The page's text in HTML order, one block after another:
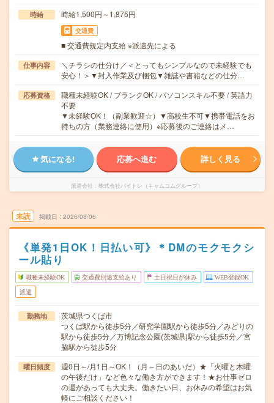
時給 時給1,500円～1,875円
交通費
■ 交通費規定内支給 ※派遣先による
仕事内容
＼チラシの仕分け／＜とってもシンプルなので未経験でも
安心！＞▼封入作業及び梱包▼雑誌や書籍などの仕分…
応募資格
職種未経験OK / ブランクOK / パソコンスキル不要 / 英語力
不要
▼未経験OK！（副業歓迎☆）▼高校生不可▼携帯電話をお
持ちの方（業務連絡に使用）※応募後のご連絡はメ…
気になる! 応募へ進む 詳しく見る
派遣会社 株式会社バイトレ（キャムコムグループ）
未読 掲載日 2026/08/06
《単発1日OK！日払い可》＊DMのモクモクシ
ール貼り
職種未経験OK 交通費別途支給あり 土日祝日が休み WEB登録OK
派遣
勤務地
茨城県つくば市
つくば駅から徒歩5分／研究学園駅から徒歩5分／みどりの
駅から徒歩5分／万博記念公園(茨城県)駅から徒歩5分／宮
脇駅から徒歩5分
曜日頻度
週0日～/月1日～OK！（月～日のあいだ）★「火曜と木曜
の午後だけ」など色々な働き方ができます！★お仕事ゼロ
の週があっても大丈夫。働きたい日、お休みの希望はお気
軽にご相談ください！